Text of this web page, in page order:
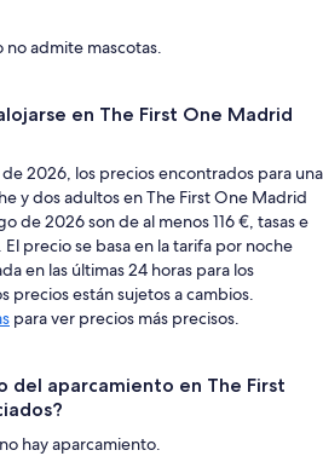
admite mascotas.
en The First One Madrid
2026, los precios encontrados para una
y dos adultos en The First One Madrid
de 2026 son de al menos 116 €, tasas e
precio se basa en la tarifa por noche
en las últimas 24 horas para los
precios están sujetos a cambios.
para ver precios más precisos.
del aparcamiento en The First
hay aparcamiento.